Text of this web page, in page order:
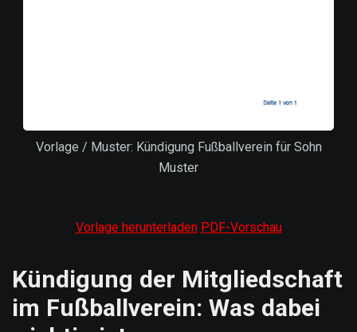
Vorlage / Muster: Kündigung Fußballverein für Sohn
Muster
Vorlage herunterladen PDF-Vorschau
Kündigung der Mitgliedschaft
im Fußballverein: Was dabei